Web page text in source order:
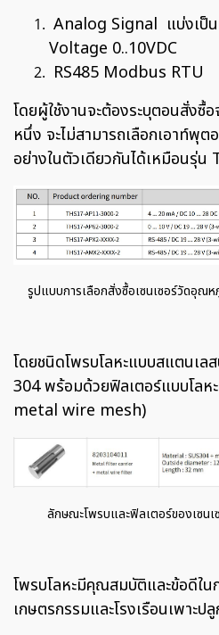
Analog Signal แบ่งเป็
Voltage 0..10VDC
RS485 Modbus RTU
โดยผู้ใช้งานจะต้องระบุตอนสั่งซื้
หนึ่ง จะไม่สามารถเลือกเอาท์พุ
อย่างในตัวเดียวกันได้เหมือนรุ่น
รูปแบบการเลือกสั่งซื้อเซนเซอร์วัดอุณ
โดยชนิดโพรบโลหะแบบสแตนเล
304 พร้อมด้วยฟิลเตอร์แบบโล
metal wire mesh)
ลักษณะโพรบและฟิลเตอร์ของเซน
โพรบโลหะมีคุณสมบัติและข้อดีใน
เกษตรกรรมและโรงเรือนเพาะป